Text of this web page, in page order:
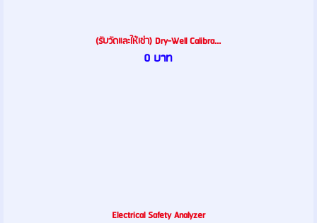
(รับวัดและให้เช่า) Dry-Well Calibra...
0 บาท
Electrical Safety Analyzer